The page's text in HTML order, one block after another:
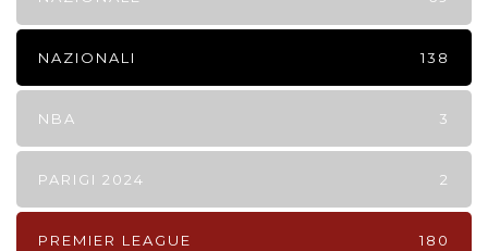
NAZIONALI 138
NBA 3
PARIGI 2024 2
PREMIER LEAGUE 180